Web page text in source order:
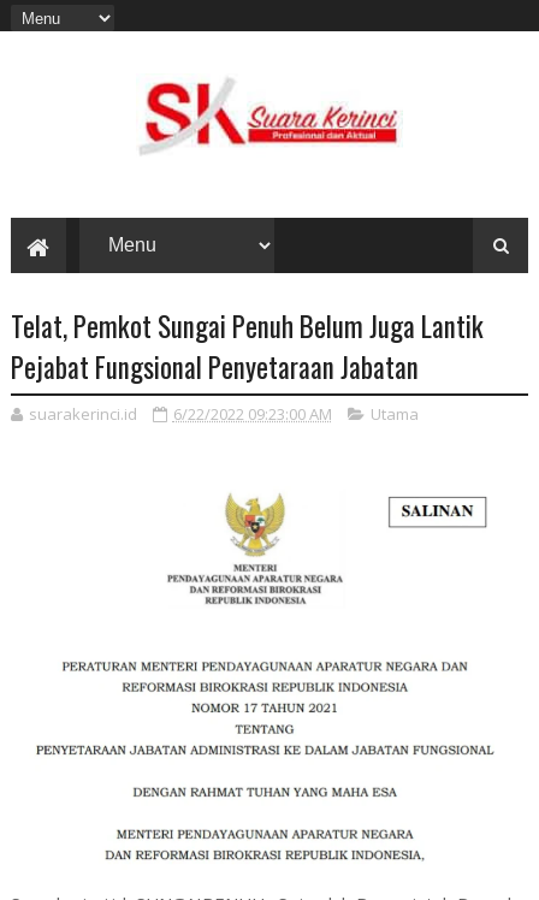
Telat, Pemkot Sungai Penuh Belum Juga Lantik
Pejabat Fungsional Penyetaraan Jabatan
suarakerinci.id 6/22/2022 09:23:00 AM Utama